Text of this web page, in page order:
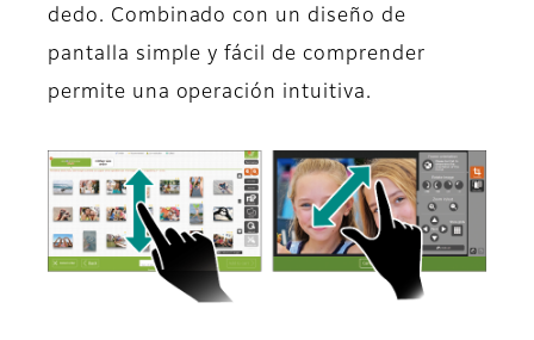
dedo. Combinado con un diseño de
pantalla simple y fácil de comprender
permite una operación intuitiva.